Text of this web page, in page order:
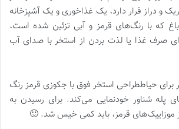
و دراز قرار دارد، یک غذاخوری و یک آشپزخانه
باغ که با رنگ‌های قرمز و آبی تزئین شده است،
صرف غذا یا لذت بردن از استخر با صدای آب
برای حیاططراحی استخر فوق با جکوزی قرمز رنگ
شناور خودنمایی می‌کند. برای رسیدن به
موزاییک‌های قرمز، باید کمی خیس شد. 🙂